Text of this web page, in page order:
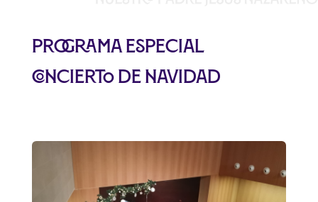
Programa especial
concierto de Navidad